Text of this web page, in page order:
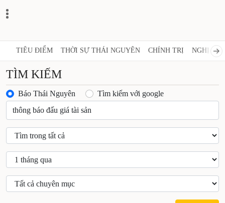
TIÊU ĐIỂM THỜI SỰ THÁI NGUYÊN CHÍNH TRỊ NGHỊ
TÌM KIẾM
Báo Thái Nguyên Tìm kiếm với google